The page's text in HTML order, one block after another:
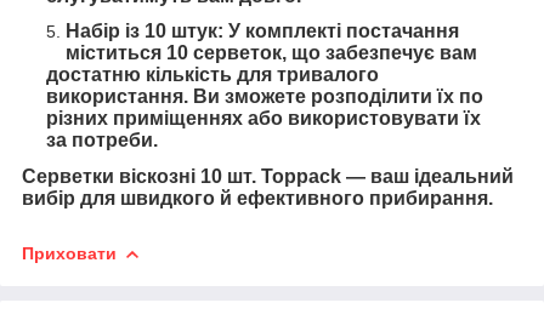
Набір із 10 штук: У комплекті постачання
міститься 10 серветок, що забезпечує вам
достатню кількість для тривалого
використання. Ви зможете розподілити їх по
різних приміщеннях або використовувати їх
за потреби.
Серветки віскозні 10 шт. Toppack — ваш ідеальний
вибір для швидкого й ефективного прибирання.
Приховати